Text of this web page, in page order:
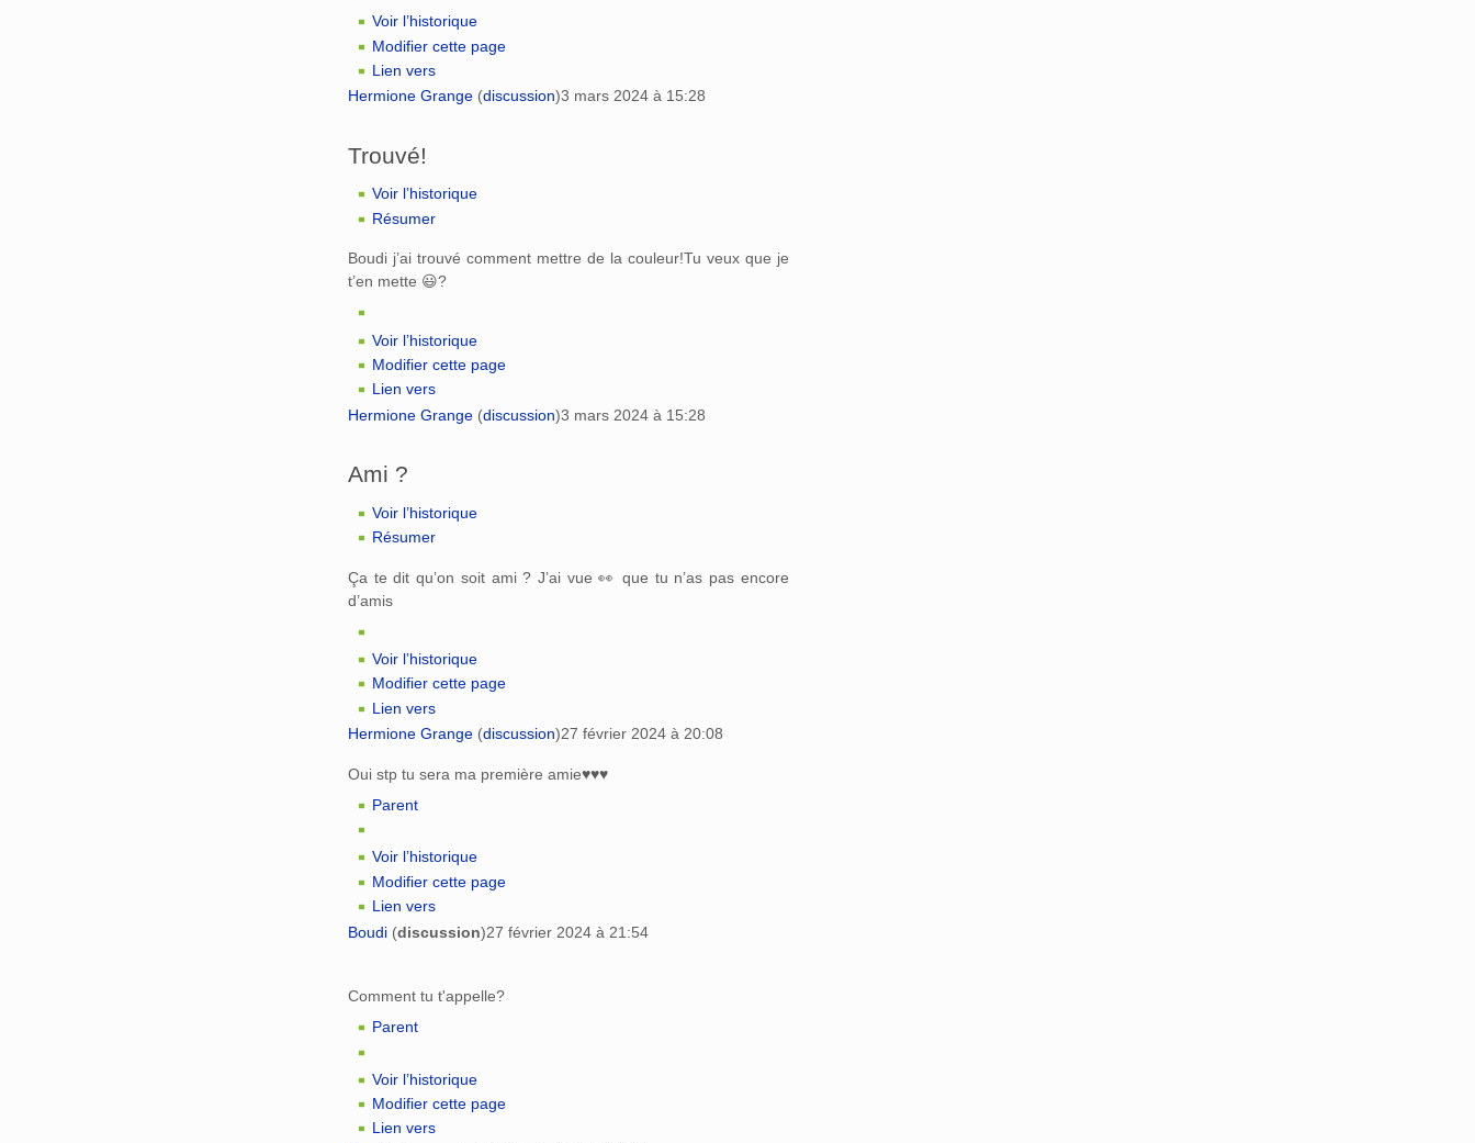
Voir l’historique
Modifier cette page
Lien vers
Hermione Grange (discussion)3 mars 2024 à 15:28
Trouvé!
Voir l’historique
Résumer
Boudi j’ai trouvé comment mettre de la couleur!Tu veux que je
t’en mette 😃?
Voir l’historique
Modifier cette page
Lien vers
Hermione Grange (discussion)3 mars 2024 à 15:28
Ami ?
Voir l’historique
Résumer
Ça te dit qu’on soit ami ? J’ai vue 👀 que tu n’as pas encore
d’amis
Voir l’historique
Modifier cette page
Lien vers
Hermione Grange (discussion)27 février 2024 à 20:08
Oui stp tu sera ma première amie♥♥♥
Parent
Voir l’historique
Modifier cette page
Lien vers
Boudi (discussion)27 février 2024 à 21:54
Comment tu t'appelle?
Parent
Voir l’historique
Modifier cette page
Lien vers